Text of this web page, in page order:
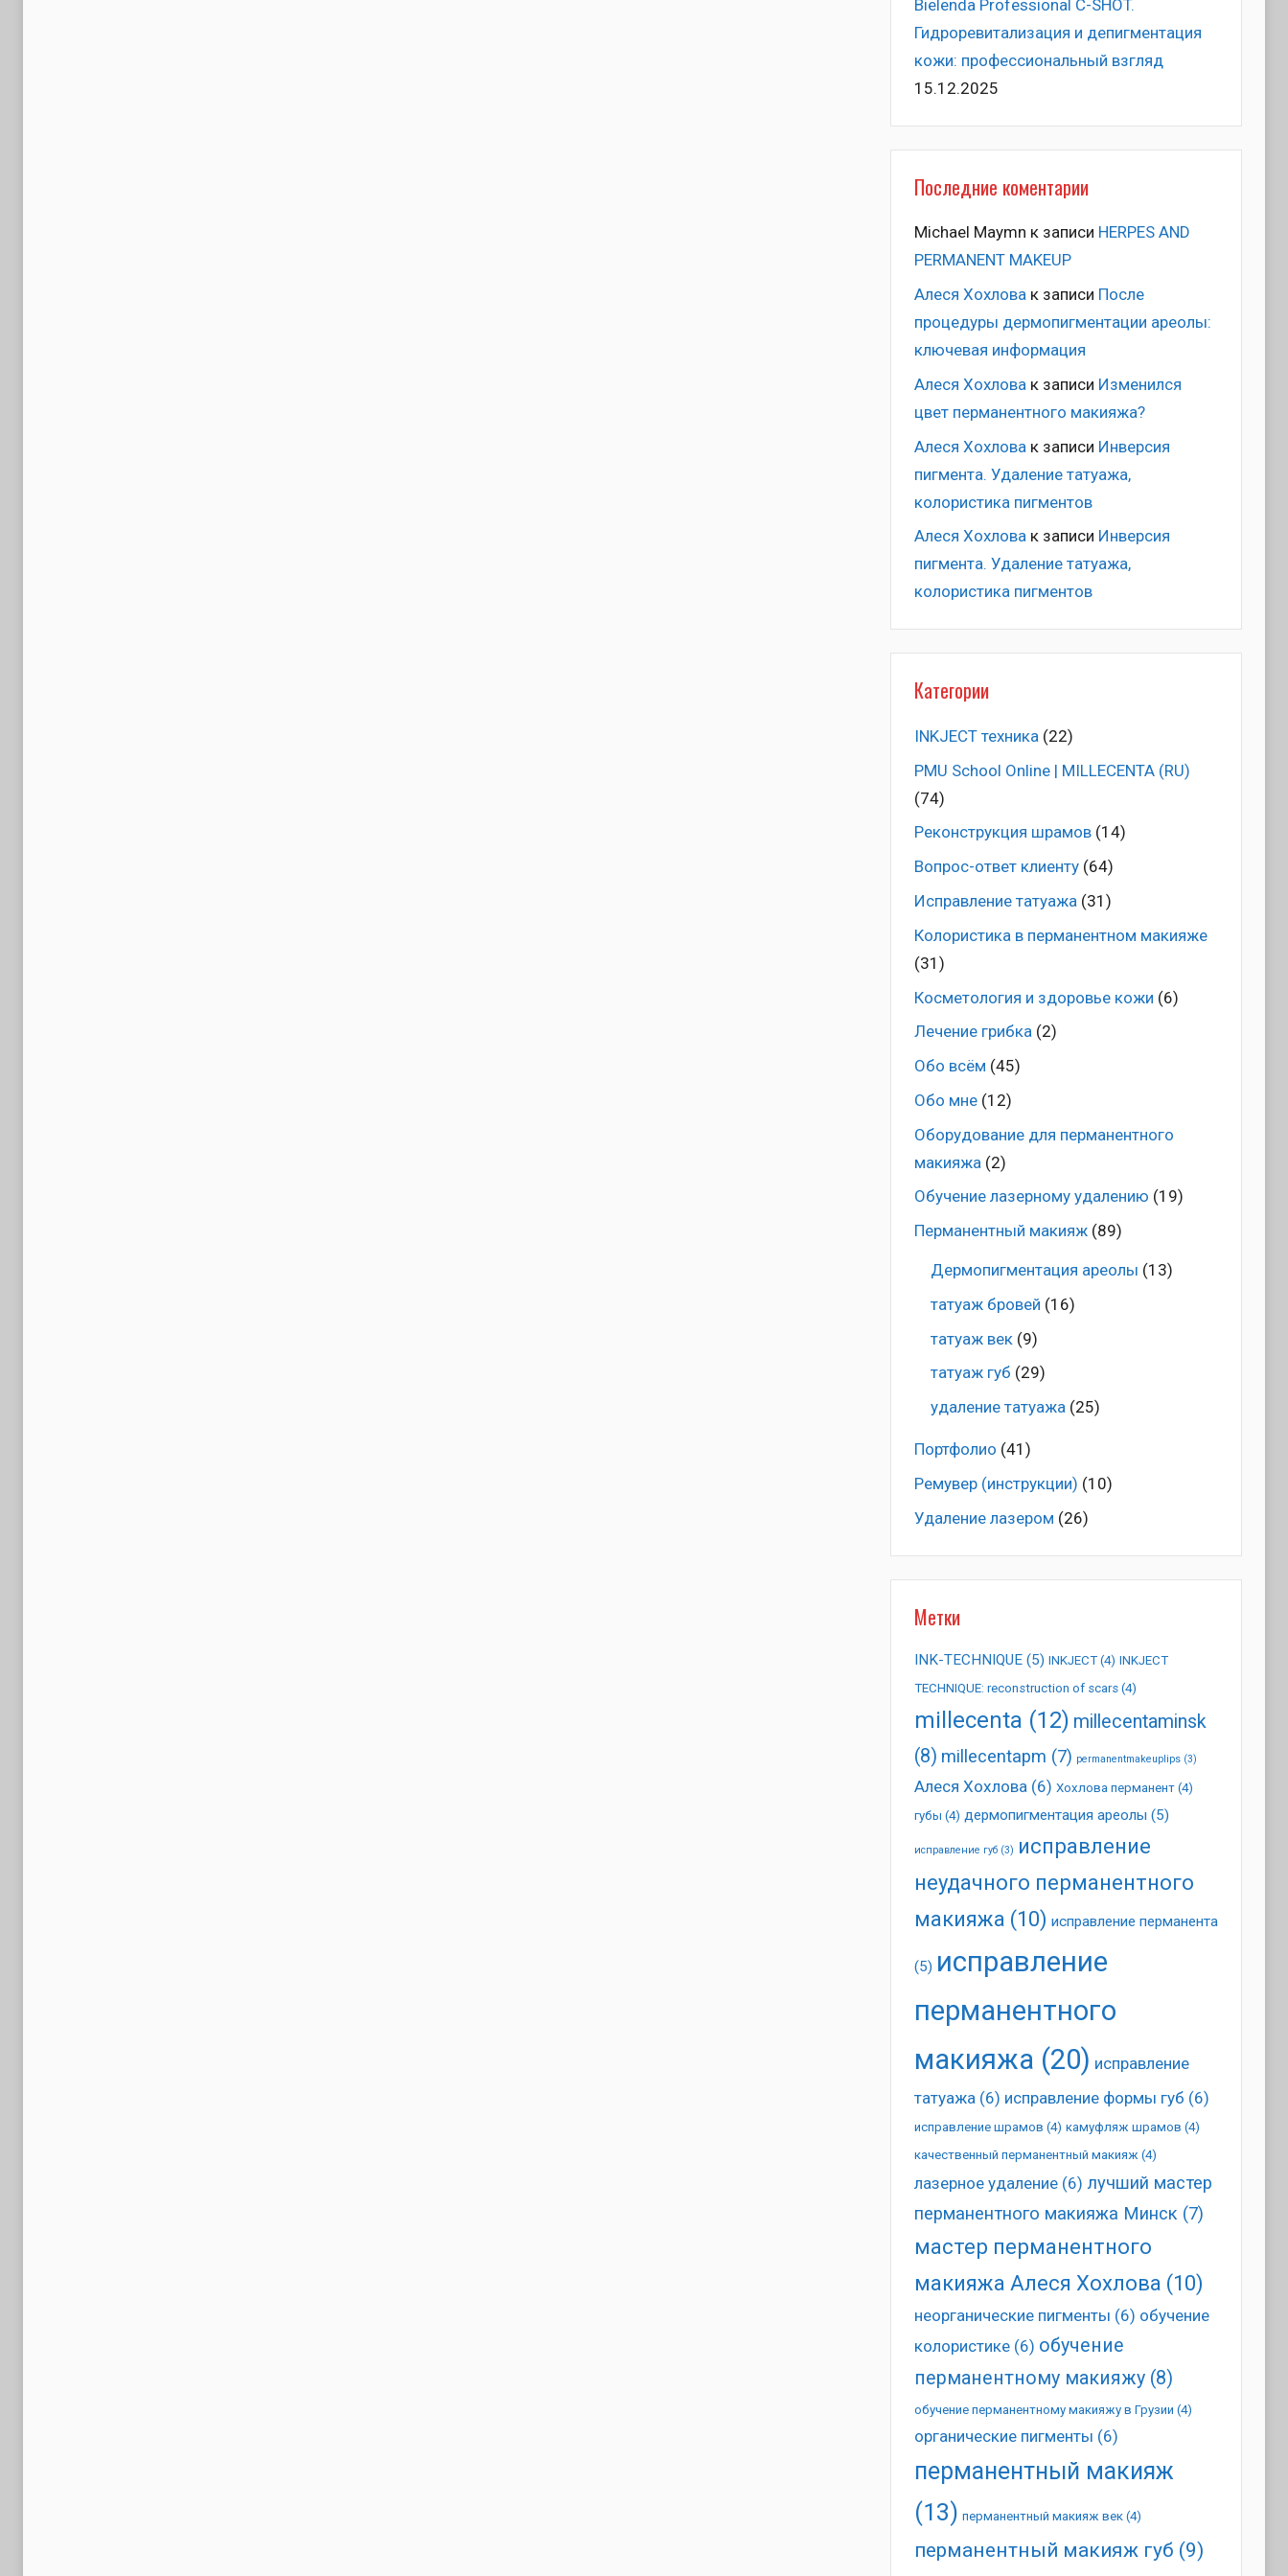
Bielenda Professional C-SHOT.
Гидроревитализация и депигментация
кожи: профессиональный взгляд
15.12.2025
Последние коментарии
Michael Maymn к записи HERPES AND
PERMANENT MAKEUP
Алеся Хохловак записи После
процедуры дермопигментации ареолы:
ключевая информация
Алеся Хохлова к записи Изменился
цвет перманентного макияжа?
Алеся Хохлова к записи Инверсия
пигмента. Удаление татуажа,
колористика пигментов
Алеся Хохловак записи Инверсия
пигмента. Удаление татуажа,
колористика пигментов
Категории
INKJECT техника (22)
PMU School Online | MILLECENTA (RU)
(74)
Pеконструкция шрамов(14)
Вопрос-ответ клиенту(64)
Исправление татуажа (31)
Колористика в перманентном макияже
(31)
Косметология и здоровье кожи (6)
Лечение грибка(2)
Обо всём (45)
Обо мне(12)
Оборудование для перманентного
макияжа (2)
Обучение лазерному удалению (19)
Перманентный макияж(89)
Дермопигментация ареолы (13)
татуаж бровей (16)
татуаж век(9)
татуаж губ (29)
удаление татуажа(25)
Портфолио (41)
Ремувер (инструкции) (10)
Удаление лазером (26)
Метки
INK-TECHNIQUE(5) INKJECT(4) INKJECT
TECHNIQUE: reconstruction of scars(4)
millecenta (12) millecentaminsk
(8) millecentapm (7) permanentmakeuplips(3)
Алеся Хохлова(6) Хохлова перманент(4)
губы (4) дермопигментация ареолы (5)
исправление губ(3) исправление
неудачного перманентного
макияжа (10) исправление перманента
(5) исправление
перманентного
макияжа (20) исправление
татуажа(6) исправление формы губ (6)
исправление шрамов (4) камуфляж шрамов (4)
качественный перманентный макияж (4)
лазерное удаление(6) лучший мастер
перманентного макияжа Минск (7)
мастер перманентного
макияжа Алеся Хохлова (10)
неорганические пигменты (6) обучение
колористике(6) обучение
перманентному макияжу(8)
обучение перманентному макияжу в Грузии (4)
органические пигменты (6)
перманентный макияж
(13) перманентный макияж век(4)
перманентный макияж губ (9)